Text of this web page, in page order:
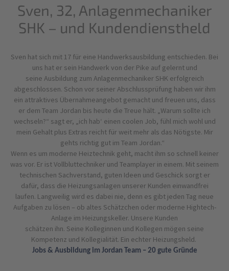
Sven, 32, Anlagenmechaniker
SHK – und Kundendienstheld
Sven hat sich mit 17 für eine Handwerksausbildung entschieden. Bei
uns hat er sein Handwerk von der Pike auf gelernt und
seine Ausbildung zum Anlagenmechaniker SHK erfolgreich
abgeschlossen. Schon vor seiner Abschlussprüfung haben wir ihm
ein attraktives Übernahmeangebot gemacht und freuen uns, dass
er dem Team Jordan bis heute die Treue hält. „Warum sollte ich
wechseln?“ sagt er, „ich hab‘ einen coolen Job, fühl mich wohl und
mein Gehalt plus Extras reicht für weit mehr als das Nötigste. Mir
gehts richtig gut im Team Jordan.“
Wenn es um moderne Heiztechnik geht, macht ihm so schnell keiner
was vor. Er ist Vollbluttechniker und Teamplayer in einem. Mit seinem
technischen Sachverstand, guten Ideen und Geschick sorgt er
dafür, dass die Heizungsanlagen unserer Kunden einwandfrei
laufen. Langweilig wird es dabei nie, denn es gibt jeden Tag neue
Aufgaben zu lösen – ob altes Schätzchen oder moderne Hightech-
Anlage im Heizungskeller. Unsere Kunden
schätzen ihn. Seine Kolleginnen und Kollegen mögen seine
Kompetenz und Kollegialität. Ein echter Heizungsheld.
Jobs & Ausbildung im Jordan Team – 20 gute Gründe